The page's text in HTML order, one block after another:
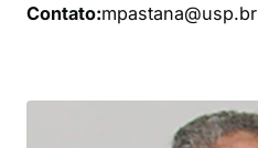
Contato:mpastana@usp.br